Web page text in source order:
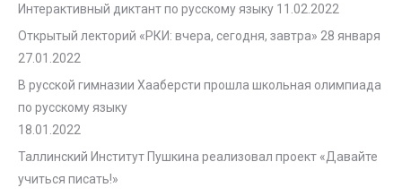
Интерактивный диктант по русскому языку 11.02.2022
Открытый лекторий «РКИ: вчера, сегодня, завтра» 28 января
27.01.2022
В русской гимназии Хааберсти прошла школьная олимпиада
по русскому языку
18.01.2022
Таллинский Институт Пушкина реализовал проект «Давайте
учиться писать!»